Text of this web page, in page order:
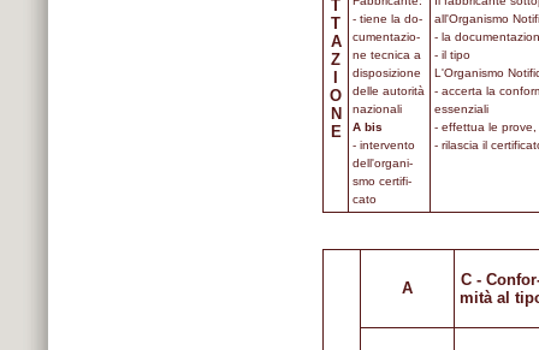
T
T
A
Z
O
N
E
- tiene la do-
cumentazio-
ne tecnica a
disposizione
delle autorità
nazionali
A bis
- intervento
dell'organi-
smo certifi-
cato
all'Organismo
- la
- il tipo
L'Organismo
- accerta la
essenziali
- effettua le
- rilascia il
A
C -
mità al